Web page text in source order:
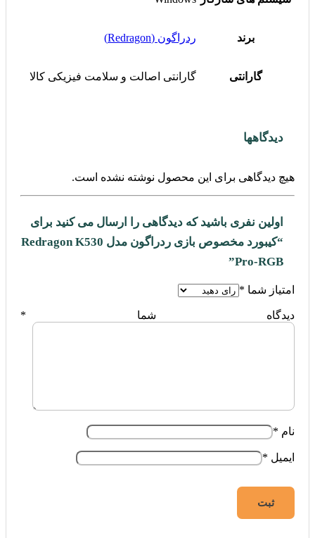
برند ردراگون (Redragon)
گارانتی گارانتی اصالت و سلامت فیزیکی کالا
دیدگاهها
هیچ دیدگاهی برای این محصول نوشته نشده است.
اولین نفری باشید که دیدگاهی را ارسال می کنید برای
“کیبورد مخصوص بازی ردراگون مدل Redragon K530
Pro-RGB”
امتیاز شما *
دیدگاه شما *
نام *
ایمیل *